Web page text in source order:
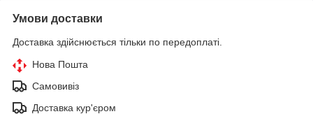
Умови доставки
Доставка здійснюється тільки по передоплаті.
Нова Пошта
Самовивіз
Доставка кур'єром